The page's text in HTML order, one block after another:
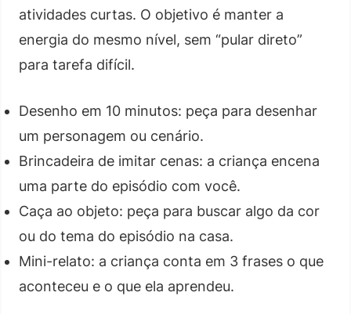
atividades curtas. O objetivo é manter a
energia do mesmo nível, sem “pular direto”
para tarefa difícil.
Desenho em 10 minutos: peça para desenhar
um personagem ou cenário.
Brincadeira de imitar cenas: a criança encena
uma parte do episódio com você.
Caça ao objeto: peça para buscar algo da cor
ou do tema do episódio na casa.
Mini-relato: a criança conta em 3 frases o que
aconteceu e o que ela aprendeu.